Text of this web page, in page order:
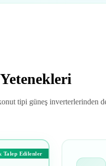
tipi güneş inverterlerinden
Talep Edilenler